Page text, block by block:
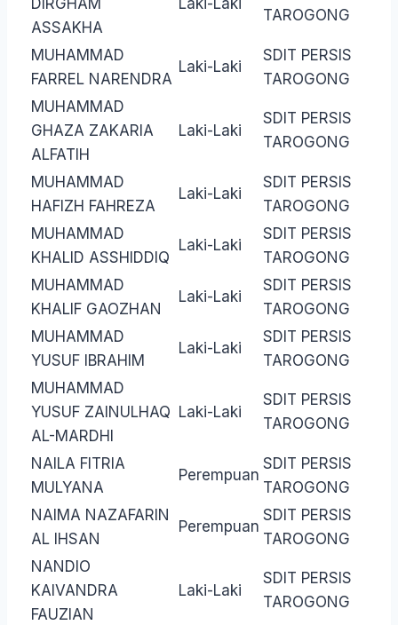
DIRGHAM
ASSAKHA
Laki-Laki
TAROGONG
MUHAMMAD
FARREL NARENDRA
Laki-Laki
SDIT PERSIS
TAROGONG
MUHAMMAD
GHAZA ZAKARIA
ALFATIH
Laki-Laki
SDIT PERSIS
TAROGONG
MUHAMMAD
HAFIZH FAHREZA
Laki-Laki
SDIT PERSIS
TAROGONG
MUHAMMAD
KHALID ASSHIDDIQ
Laki-Laki
SDIT PERSIS
TAROGONG
MUHAMMAD
KHALIF GAOZHAN
Laki-Laki
SDIT PERSIS
TAROGONG
MUHAMMAD
YUSUF IBRAHIM
Laki-Laki
SDIT PERSIS
TAROGONG
MUHAMMAD
YUSUF ZAINULHAQ
AL-MARDHI
Laki-Laki
SDIT PERSIS
TAROGONG
NAILA FITRIA
MULYANA
Perempuan
SDIT PERSIS
TAROGONG
NAIMA NAZAFARIN
AL IHSAN
Perempuan
SDIT PERSIS
TAROGONG
NANDIO
KAIVANDRA
FAUZIAN
Laki-Laki
SDIT PERSIS
TAROGONG